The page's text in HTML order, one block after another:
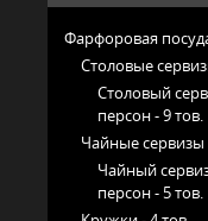
Фарфоровая
Столовые
Столовый
персон -9 тов.
Чайные сервизы
Чайный
персон - 5 тов.